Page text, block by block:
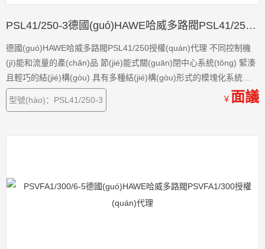
PSL41/250-3德國(guó)HAWE哈威多路閥PSL41/250授權(quán)代理
德國(guó)HAWE哈威多路閥PSL41/250授權(quán)代理 不同控制機
(jī)能和流量的產(chǎn)品 節(jié)能式關(guān)閉中心系統(tǒng) 緊湊
且輕巧的結(jié)構(gòu) 具有多種結(jié)構(gòu)形式的模塊化系統
(tǒng)
型號(hào)：PSL41/250-3
￥ 面議